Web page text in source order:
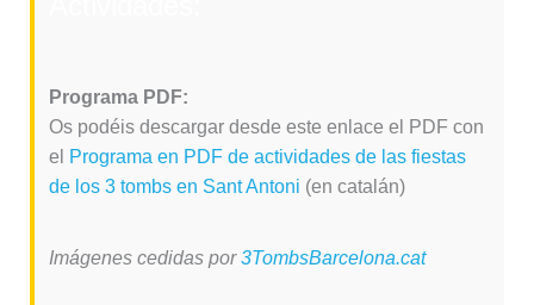
Programa PDF:
Os podéis descargar desde este enlace el PDF con
el
Programa en PDF de actividades de las fiestas
de los 3 tombs en Sant Antoni (en catalán)
Imágenes cedidas por3TombsBarcelona.cat